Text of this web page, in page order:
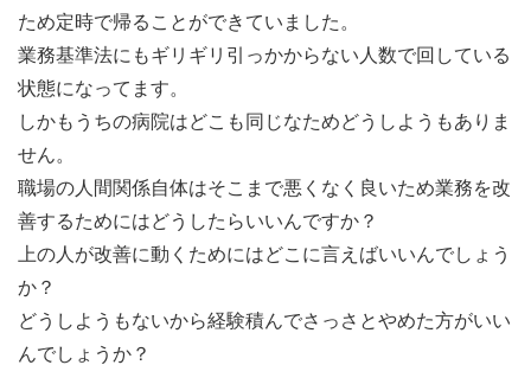
ため定時で帰ることができていました。
業務基準法にもギリギリ引っかからない人数で回している
状態になってます。
しかもうちの病院はどこも同じなためどうしようもありま
せん。
職場の人間関係自体はそこまで悪くなく良いため業務を改
善するためにはどうしたらいいんですか？
上の人が改善に動くためにはどこに言えばいいんでしょう
か？
どうしようもないから経験積んでさっさとやめた方がいい
んでしょうか？